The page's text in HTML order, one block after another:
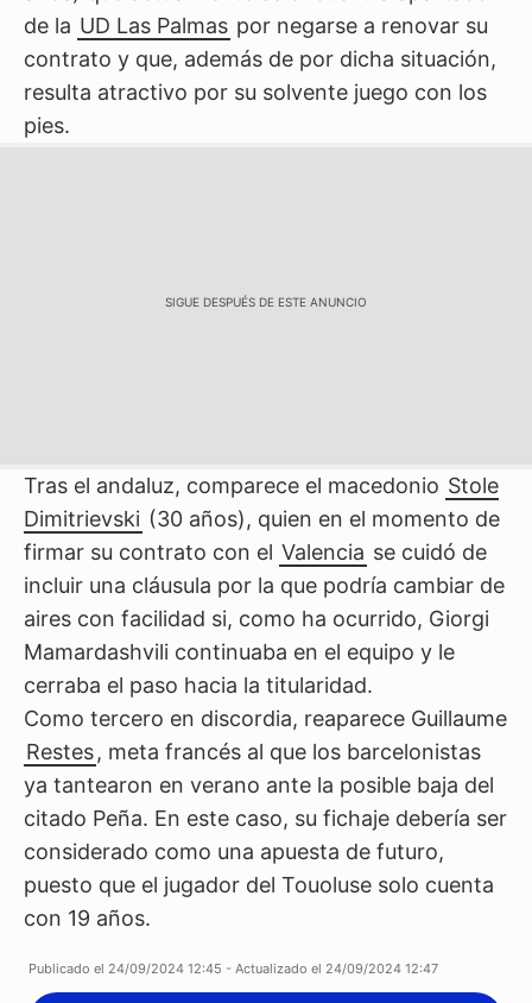
de la UD Las Palmas por negarse a renovar su
contrato y que, además de por dicha situación,
resulta atractivo por su solvente juego con los
pies.
SIGUE DESPUÉS DE ESTE ANUNCIO
Tras el andaluz, comparece el macedonio Stole
Dimitrievski (30 años), quien en el momento de
firmar su contrato con el Valencia se cuidó de
incluir una cláusula por la que podría cambiar de
aires con facilidad si, como ha ocurrido, Giorgi
Mamardashvili continuaba en el equipo y le
cerraba el paso hacia la titularidad.
Como tercero en discordia, reaparece Guillaume
Restes, meta francés al que los barcelonistas
ya tantearon en verano ante la posible baja del
citado Peña. En este caso, su fichaje debería ser
considerado como una apuesta de futuro,
puesto que el jugador del Touoluse solo cuenta
con 19 años.
Publicado el 24/09/2024 12:45 - Actualizado el 24/09/2024 12:47